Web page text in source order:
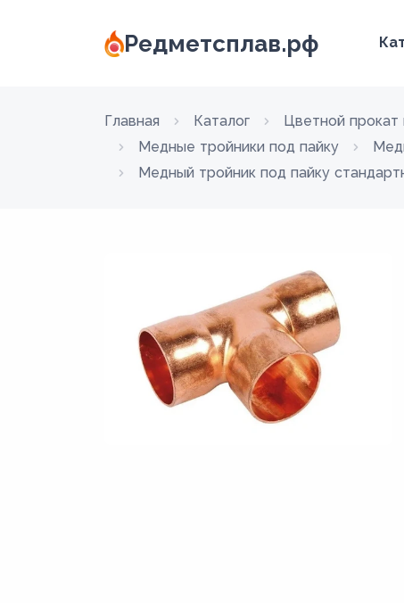
Редметсплав.рф
Главная Каталог Цветной прокат
Медные тройники под пайку
Медный тройник под пайку